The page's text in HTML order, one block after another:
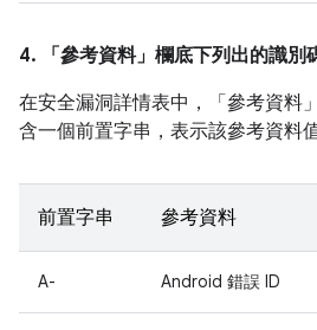
4. 「參考資料」 欄底下列出的識別
在安全漏洞詳情表中，「參考資料」
含一個前置字串，表示該參考資料
前置字串 參考資料
A- Android 錯誤 ID